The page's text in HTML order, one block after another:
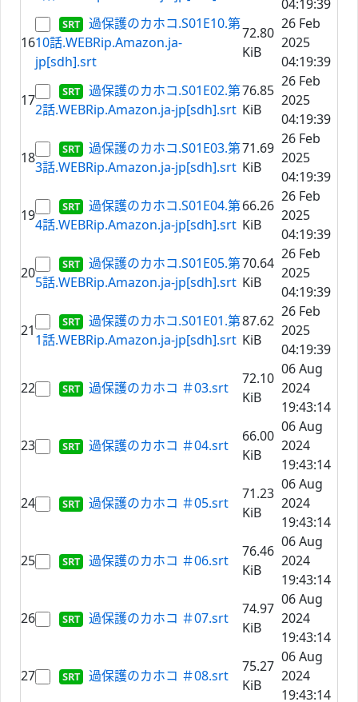
04:19:39
16
過保護のカホコ.S01E10.第
10話.WEBRip.Amazon.ja-
jp[sdh].srt
72.80
KiB
26 Feb
2025
04:19:39
17
過保護のカホコ.S01E02.第
2話.WEBRip.Amazon.ja-jp[sdh].srt
76.85
KiB
26 Feb
2025
04:19:39
18
過保護のカホコ.S01E03.第
3話.WEBRip.Amazon.ja-jp[sdh].srt
71.69
KiB
26 Feb
2025
04:19:39
19
過保護のカホコ.S01E04.第
4話.WEBRip.Amazon.ja-jp[sdh].srt
66.26
KiB
26 Feb
2025
04:19:39
20
過保護のカホコ.S01E05.第
5話.WEBRip.Amazon.ja-jp[sdh].srt
70.64
KiB
26 Feb
2025
04:19:39
21
過保護のカホコ.S01E01.第
1話.WEBRip.Amazon.ja-jp[sdh].srt
87.62
KiB
26 Feb
2025
04:19:39
22 過保護のカホコ ＃03.srt
72.10
KiB
06 Aug
2024
19:43:14
23 過保護のカホコ ＃04.srt
66.00
KiB
06 Aug
2024
19:43:14
24 過保護のカホコ ＃05.srt
71.23
KiB
06 Aug
2024
19:43:14
25 過保護のカホコ ＃06.srt
76.46
KiB
06 Aug
2024
19:43:14
26 過保護のカホコ ＃07.srt
74.97
KiB
06 Aug
2024
19:43:14
27 過保護のカホコ ＃08.srt
75.27
KiB
06 Aug
2024
19:43:14